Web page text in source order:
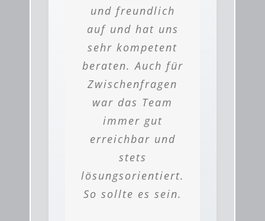
und freundlich
auf und hat uns
sehr kompetent
beraten. Auch für
Zwischenfragen
war das Team
immer gut
erreichbar und
stets
lösungsorientiert.
So sollte es sein.